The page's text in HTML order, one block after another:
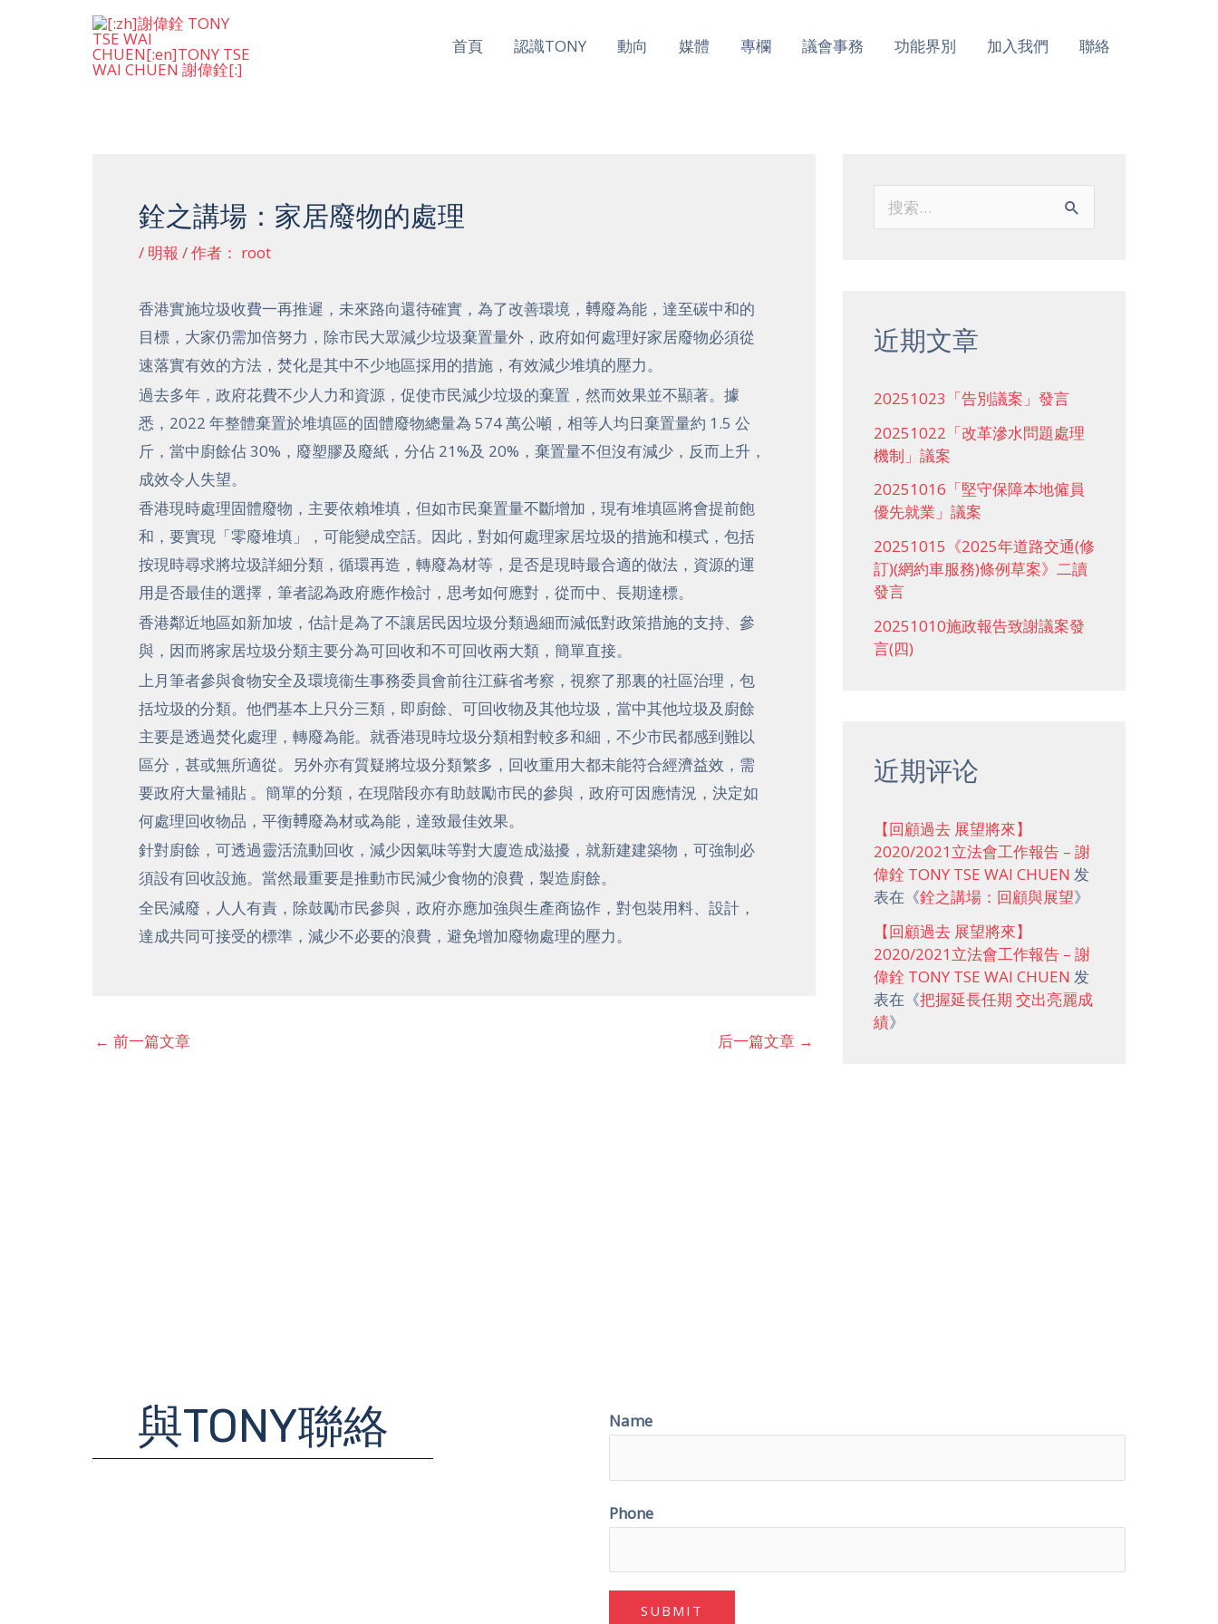
首頁 認識TONY 動向 媒體 專欄 議會事務 功能界別 加入我們 聯絡
銓之講場：家居廢物的處理
/ 明報 / 作者： root
香港實施垃圾收費一再推遲，未來路向還待確實，為了改善環境，𨍭廢為能，達至碳中和的
目標，大家仍需加倍努力，除市民大眾減少垃圾棄置量外，政府如何處理好家居廢物必須從
速落實有效的方法，焚化是其中不少地區採用的措施，有效減少堆填的壓力。
過去多年，政府花費不少人力和資源，促使市民減少垃圾的棄置，然而效果並不顯著。據
悉，2022 年整體棄置於堆填區的固體廢物總量為 574 萬公噸，相等人均日棄置量約 1.5 公
斤，當中廚餘佔 30%，廢塑膠及廢紙，分佔 21%及 20%，棄置量不但沒有減少，反而上升，
成效令人失望。
香港現時處理固體廢物，主要依賴堆填，但如市民棄置量不斷增加，現有堆填區將會提前飽
和，要實現「零廢堆填」，可能變成空話。因此，對如何處理家居垃圾的措施和模式，包括
按現時尋求將垃圾詳細分類，循環再造，轉廢為材等，是否是現時最合適的做法，資源的運
用是否最佳的選擇，筆者認為政府應作檢討，思考如何應對，從而中、長期達標。
香港鄰近地區如新加坡，估計是為了不讓居民因垃圾分類過細而減低對政策措施的支持、參
與，因而將家居垃圾分類主要分為可回收和不可回收兩大類，簡單直接。
上月筆者參與食物安全及環境衞生事務委員會前往江蘇省考察，視察了那裏的社區治理，包
括垃圾的分類。他們基本上只分三類，即廚餘、可回收物及其他垃圾，當中其他垃圾及廚餘
主要是透過焚化處理，轉廢為能。就香港現時垃圾分類相對較多和細，不少市民都感到難以
區分，甚或無所適從。另外亦有質疑將垃圾分類繁多，回收重用大都未能符合經濟益效，需
要政府大量補貼 。簡單的分類，在現階段亦有助鼓勵市民的參與，政府可因應情況，決定如
何處理回收物品，平衡𨍭廢為材或為能，達致最佳效果。
針對廚餘，可透過靈活流動回收，減少因氣味等對大廈造成滋擾，就新建建築物，可強制必
須設有回收設施。當然最重要是推動市民減少食物的浪費，製造廚餘。
全民減廢，人人有責，除鼓勵市民參與，政府亦應加強與生產商協作，對包裝用料、設計，
達成共同可接受的標準，減少不必要的浪費，避免增加廢物處理的壓力。
← 前一篇文章 后一篇文章 →
近期文章
20251023「告別議案」發言
20251022「改革滲水問題處理
機制」議案
20251016「堅守保障本地僱員
優先就業」議案
20251015《2025年道路交通(修
訂)(網約車服務)條例草案》二讀
發言
20251010施政報告致謝議案發
言(四)
近期评论
【回顧過去 展望將來】
2020/2021立法會工作報告 – 謝
偉銓 TONY TSE WAI CHUEN 发
表在《銓之講場：回顧與展望》
【回顧過去 展望將來】
2020/2021立法會工作報告 – 謝
偉銓 TONY TSE WAI CHUEN 发
表在《把握延長任期 交出亮麗成
績》
與TONY聯絡 Name
Phone
SUBMIT